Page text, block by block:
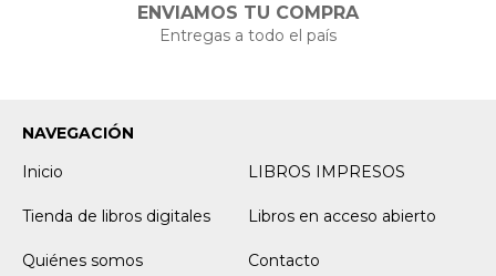
ENVIAMOS TU COMPRA
Entregas a todo el país
NAVEGACIÓN
Inicio
LIBROS IMPRESOS
Tienda de libros digitales Libros en acceso abierto
Quiénes somos Contacto